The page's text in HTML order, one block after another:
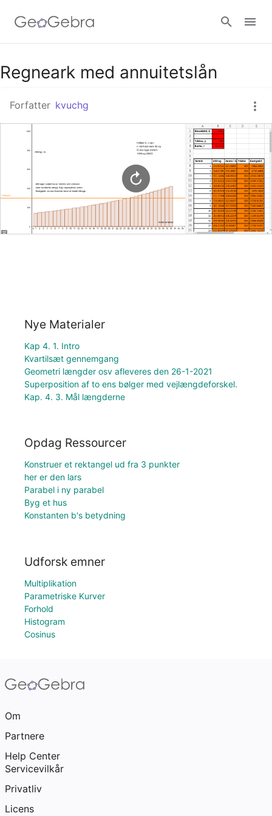
Google Classroom
GeoGebra Classroom
Log ind
Regneark med annuitetslån
Forfatter kvuchg
Nye Materialer
Kap 4. 1. Intro
Kvartilsæt gennemgang
Geometri længder osv afleveres den 26-1-2021
Superposition af to ens bølger med vejlængdeforskel.
Kap. 4. 3. Mål længderne
Opdag Ressourcer
Konstruer et rektangel ud fra 3 punkter
her er den lars
Parabel i ny parabel
Byg et hus
Konstanten b's betydning
Udforsk emner
Multiplikation
Parametriske Kurver
Forhold
Histogram
Cosinus
Om
Partnere
Help Center
Servicevilkår
Privatliv
Licens